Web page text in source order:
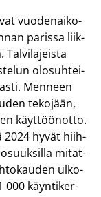
vuo­de­nai­ko­
pa­ris­sa liik­
Tal­vi­la­jeis­ta
olo­suh­tei­
Men­neen
te­ko­jään,
käyt­töön­ot­to.
2024 hyvät hiih­
mi­tat­
ul­ko­
000 käyn­ti­ker­